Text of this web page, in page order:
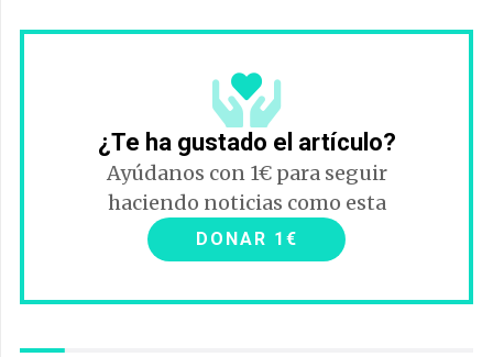
¿Te ha gustado el artículo?
Ayúdanos con 1€ para seguir
haciendo noticias como esta
DONAR 1€